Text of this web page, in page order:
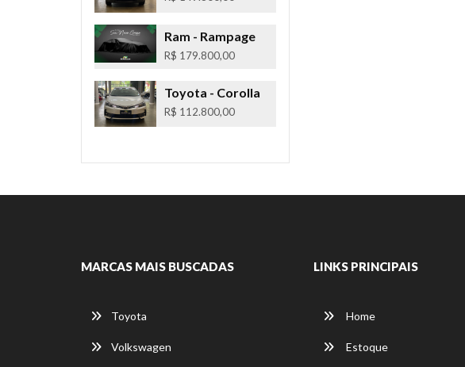
Ram - Rampage
R$ 179.800,00
Toyota - Corolla
R$ 112.800,00
MARCAS MAIS BUSCADAS
Toyota
Volkswagen
LINKS PRINCIPAIS
Home
Estoque